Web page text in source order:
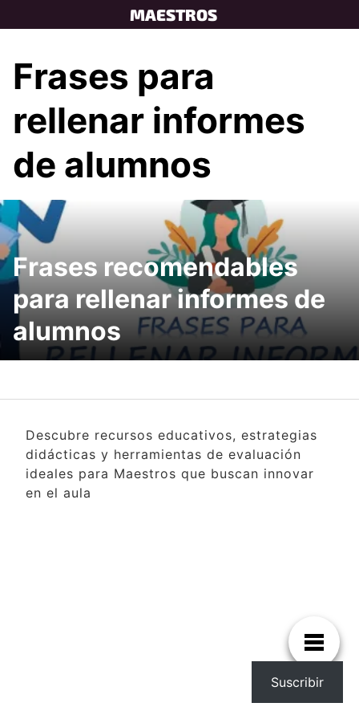
to
MAESTROS
Frases para
rellenar informes
de alumnos
Frases recomendables
para rellenar informes de
alumnos
Descubre recursos educativos, estrategias
didácticas y herramientas de evaluación
ideales para Maestros que buscan innovar
en el aula
Suscribir